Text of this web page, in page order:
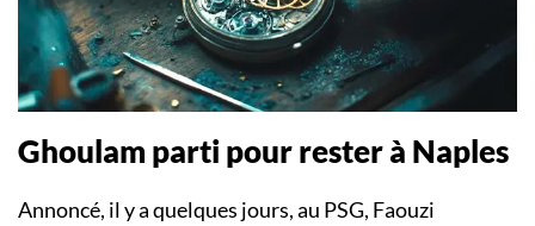
Ghoulam parti pour rester à Naples
Annoncé, il y a quelques jours, au PSG, Faouzi